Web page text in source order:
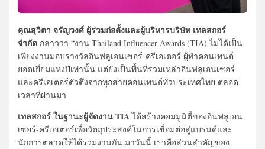
คุณสุวิตา จรัญวงศ์ ผู้ร่วมก่อตั้งและผู้บริหารบริษัท เทลสกอร์
จำกัด กล่าวว่า “งาน Thailand Influencer Awards (TIA) ไม่ได้เป็น
เพียงงานมอบรางวัลอินฟลูเอนเซอร์-ครีเอเตอร์ ผู้ทำคอนเทนต์
ยอดเยี่ยมแห่งปีเท่านั้น แต่ยังเป็นพื้นที่รวมเหล่าอินฟลูเอนเซอร์
และครีเอเตอร์ตัวตึงจากทุกสายคอนเทนต์ทั่วประเทศไทย ตลอด
เวลาที่ผ่านมา
เทลสกอร์ ในฐานะผู้จัดงาน TIAได้สร้างคอมมูนิตี้ของอินฟลูเอน
เซอร์-ครีเอเตอร์เพื่อวัตถุประสงค์ในการเชื่อมต่อสู่แบรนด์และ
นักการตลาดให้ได้ร่วมงานกัน มาวันนี้ เราคือส่วนสำคัญของ